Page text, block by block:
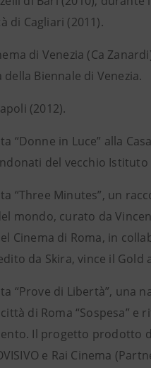
di Cagliari (2011).
di Venezia (Ca
Biennale di Venezia.
(2012).
“Donne in Luce” alla
del vecchio
“Three Minutes”, un
mondo, curato da
Cinema di Roma, in
da Skira, vince il Gold
“Prove di Libertà”, una
di Roma “Sospesa”
Il progetto prodotto
e Rai Cinema